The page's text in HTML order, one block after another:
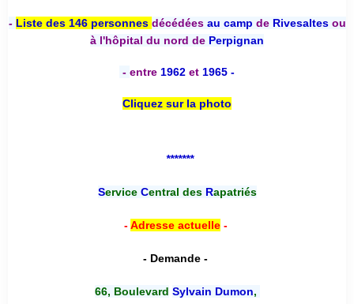
- Liste des 146 personnes décédées au camp deRivesaltesou
à l'hôpital du nord de Perpignan
- entre 1962 et 1965 -
Cliquez sur la photo
*******
Service Central desRapatriés
-Adresse actuelle-
- Demande -
66, Boulevard Sylvain Dumon,